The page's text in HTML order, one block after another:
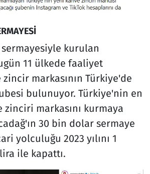
sermayesiyle kurulan
11 ülkede faaliyet
markasının Türkiye'de
bulunuyor. Türkiye'nin en
zinciri markasını kurmaya
30 bin dolar sermaye
yolculuğu 2023 yılını 1
ile kapattı.